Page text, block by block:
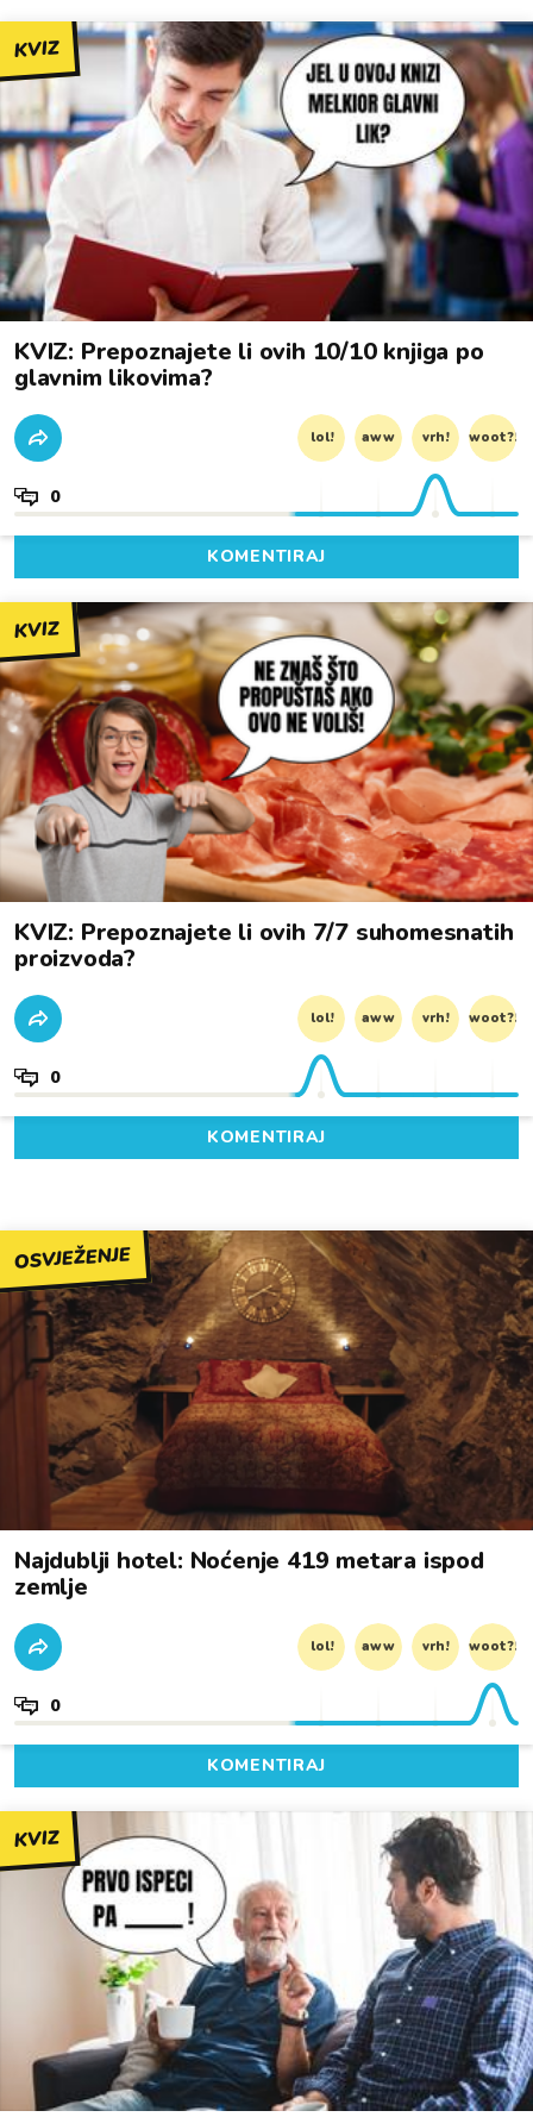
KVIZ
KVIZ: Prepoznajete li ovih 10/10 knjiga po
glavnim likovima?
lol! aww vrh! woot?!
0
KOMENTIRAJ
KVIZ
KVIZ: Prepoznajete li ovih 7/7 suhomesnatih
proizvoda?
lol! aww vrh! woot?!
0
KOMENTIRAJ
OSVJEŽENJE
Najdublji hotel: Noćenje 419 metara ispod
zemlje
lol! aww vrh! woot?!
0
KOMENTIRAJ
KVIZ